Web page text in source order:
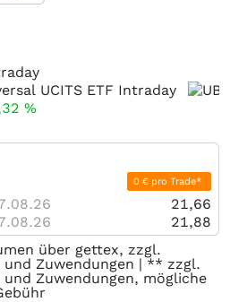
%
0 € pro Trade*
21,66
21,88
über gettex, zzgl.
Zuwendungen | ** zzgl.
Zuwendungen, mögliche